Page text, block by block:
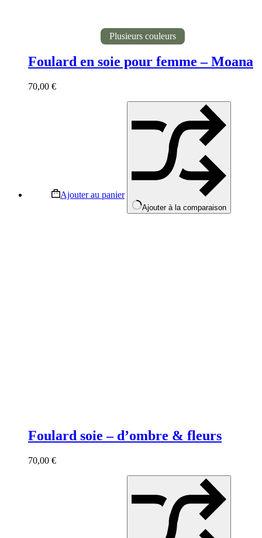
Plusieurs couleurs
Foulard en soie pour femme – Moana
70,00 €
Ajouter au panier
Ajouter à la comparaison
Foulard soie – d’ombre & fleurs
70,00 €